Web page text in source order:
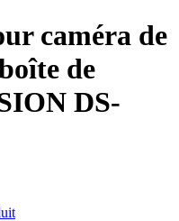
caméra de
de
DS-